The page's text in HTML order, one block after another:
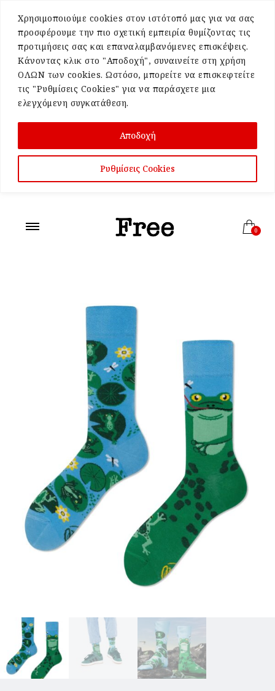
Χρησιμοποιούμε cookies στον ιστότοπό μας για να σας
προσφέρουμε την πιο σχετική εμπειρία θυμίζοντας τις
προτιμήσεις σας και επαναλαμβανόμενες επισκέψεις.
Κάνοντας κλικ στο "Αποδοχή", συναινείτε στη χρήση
ΟΛΩΝ των cookies. Ωστόσο, μπορείτε να επισκεφτείτε
τις "Ρυθμίσεις Cookies" για να παράσχετε μια
ελεγχόμενη συγκατάθεση.
Ρυθμίσεις Cookies
Αποδοχή
0